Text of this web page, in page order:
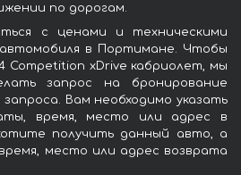
по дорогам.
с ценами и техническими
в Портимане. Чтобы
Competition xDrive кабриолет, мы
запрос на бронирование
Вам необходимо указать
время, место или адрес в
получить данный авто, а
место или адрес возврата